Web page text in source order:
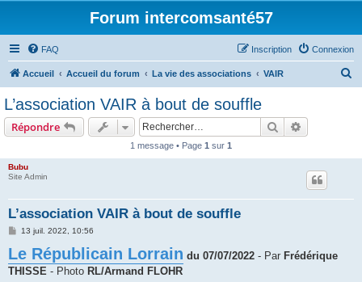
Forum intercomsanté57
FAQ Connexion
Inscription
Accueil Accueil du forum La vie des associations VAIR
L’association VAIR à bout de souffle
Répondre Rechercher
1 message • Page 1 sur 1
Bubu
Site Admin
L’association VAIR à bout de souffle
M
s
s
a
13 juil. 2022, 10:56
Le Républicain Lorrain du 07/07/2022 - Par Frédérique
THISSE - Photo RL/Armand FLOHR